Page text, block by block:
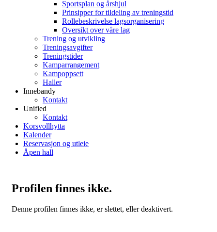
Sportsplan og årshjul
Prinsipper for tildeling av treningstid
Rollebeskrivelse lagsorganisering
Oversikt over våre lag
Trening og utvikling
Treningsavgifter
Treningstider
Kamparrangement
Kampoppsett
Haller
Innebandy
Kontakt
Unified
Kontakt
Korsvollhytta
Kalender
Reservasjon og utleie
Åpen hall
Profilen finnes ikke.
Denne profilen finnes ikke, er slettet, eller deaktivert.